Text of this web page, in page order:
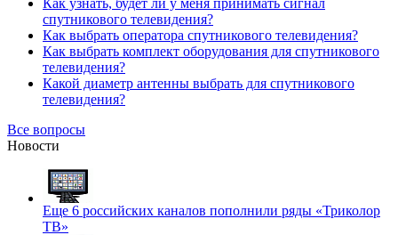
Как узнать, будет ли у меня принимать сигнал
спутникового телевидения?
Как выбрать оператора спутникового телевидения?
Как выбрать комплект оборудования для спутникового
телевидения?
Какой диаметр антенны выбрать для спутникового
телевидения?
Все вопросы
Новости
Еще 6 российских каналов пополнили ряды «Триколор
ТВ»